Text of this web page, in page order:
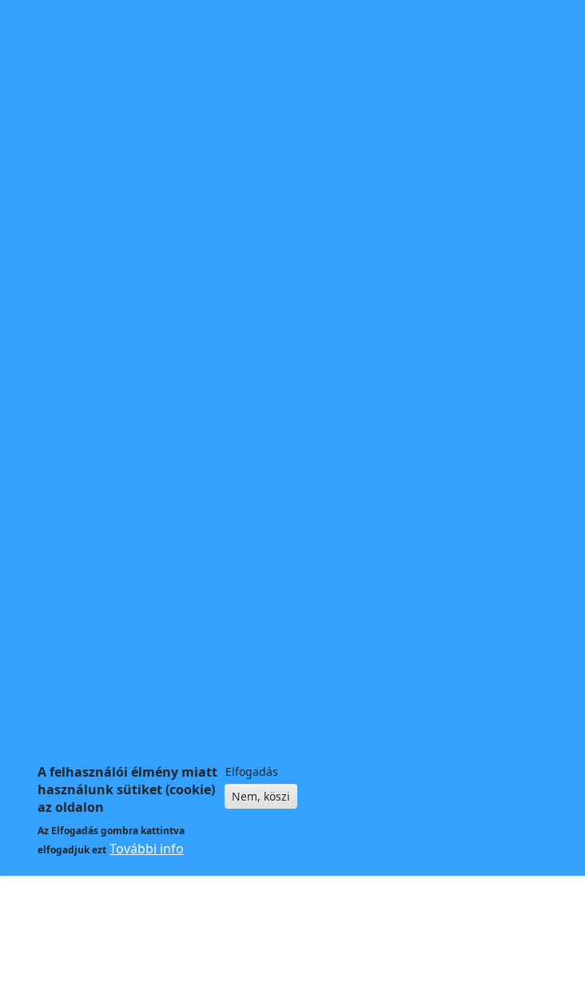
A felhasználói élmény miatt
használunk sütiket (cookie)
az oldalon
Az Elfogadásgombra kattintva
elfogadjuk ezt További info
Elfogadás
Nem, köszi